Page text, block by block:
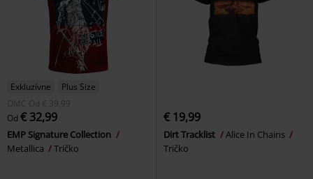
Exkluzívne
Plus Size
OMC Od € 39,99
Od € 32,99
EMP Signature Collection
Metallica
Tričko
€ 19,99
Dirt Tracklist
Alice In Chains
Tričko